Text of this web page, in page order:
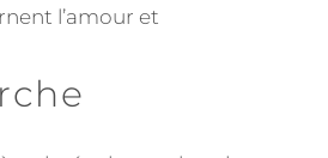
l’amour et